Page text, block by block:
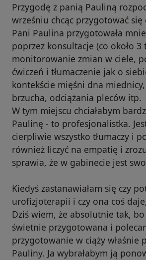
Przygodę z panią Pauliną
wrześniu chcąc przygotować
Pani Paulina przygotowała
poprzez konsultacje (co około 3
monitorowanie zmian w ciele,
ćwiczeń i tłumaczenie jak o
kontekście mięśni dna
brzucha, odciążania pleców itp.
W tym miejscu chciałabym
Paulinę - to profesjonalistka.
cierpliwie wszystko tłumaczy i
również liczyć na empatię i
sprawia, że w gabinecie jest
Kiedyś zastanawiałam się czy
urofizjoterapii i czy ona coś
Dziś wiem, że absolutnie tak, bo
świetnie przygotowana i
przygotowanie w ciąży właśnie
Pauliny. Ja wybrałabym ją